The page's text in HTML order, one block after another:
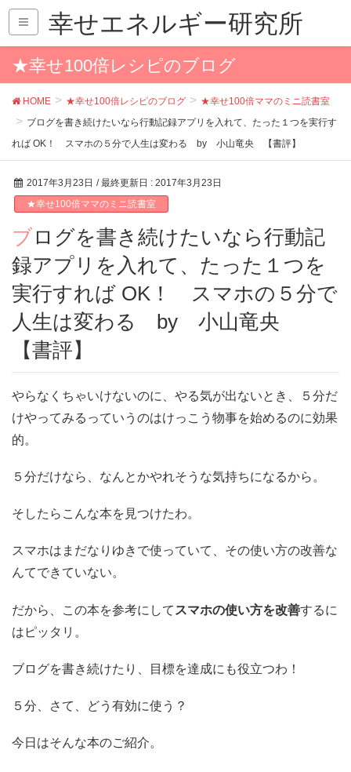
幸せエネルギー研究所
★幸せ100倍レシピのブログ
HOME ★幸せ100倍レシピのブログ
★幸せ100倍ママのミニ読書室
ブログを書き続けたいなら行動記録アプリを入れて、たった１つを実行す
れば OK！ スマホの５分で人生は変わる by 小山竜央 【書評】
2017年3月23日 / 最終更新日 : 2017年3月23日
★幸せ100倍ママのミニ読書室
ブログを書き続けたいなら行動記
録アプリを入れて、たった１つを
実行すれば OK！ スマホの５分で
人生は変わる by 小山竜央
【書評】
やらなくちゃいけないのに、やる気が出ないとき、５分だ
けやってみるっていうのはけっこう物事を始めるのに効果
的。
５分だけなら、なんとかやれそうな気持ちになるから。
そしたらこんな本を見つけたわ。
スマホはまだなりゆきで使っていて、その使い方の改善な
んてできていない。
だから、この本を参考にして スマホの使い方を改善するに
はピッタリ。
ブログを書き続けたり、目標を達成にも役立つわ！
５分、さて、どう有効に使う？
今日はそんな本のご紹介。